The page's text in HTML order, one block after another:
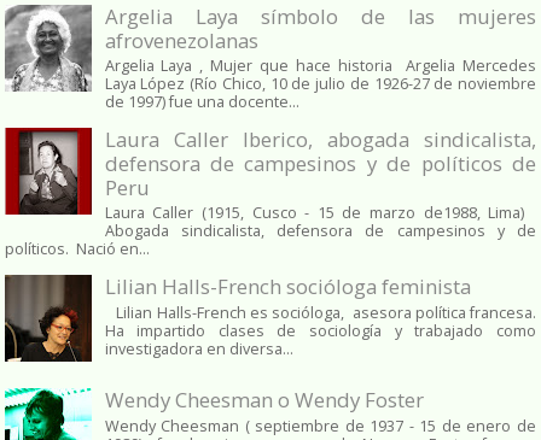
Argelia Laya símbolo de las mujeres
afrovenezolanas
Argelia Laya , Mujer que hace historia Argelia Mercedes
Laya López (Río Chico, 10 de julio de 1926-27 de noviembre
de 1997) fue una docente...
Laura Caller Iberico, abogada sindicalista,
defensora de campesinos y de políticos de
Peru
Laura Caller (1915, Cusco - 15 de marzo de1988, Lima)
Abogada sindicalista, defensora de campesinos y de
políticos. Nació en...
Lilian Halls-French socióloga feminista
Lilian Halls-French es socióloga, asesora política francesa.
Ha impartido clases de sociología y trabajado como
investigadora en diversa...
Wendy Cheesman o Wendy Foster
Wendy Cheesman ( septiembre de 1937 - 15 de enero de